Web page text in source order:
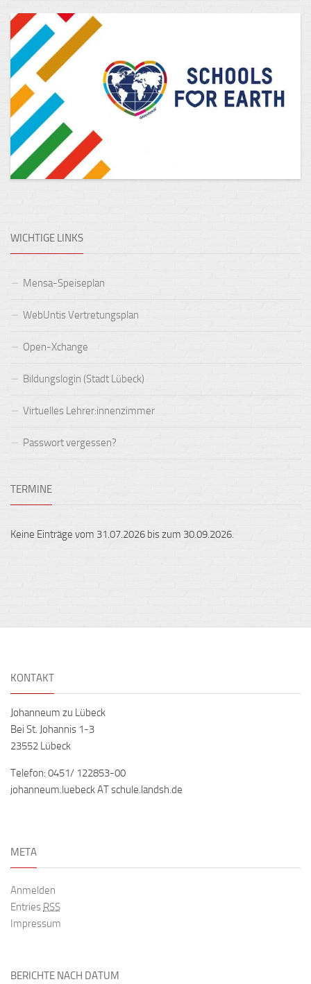
WICHTIGE LINKS
Mensa-Speiseplan
WebUntis Vertretungsplan
Open-Xchange
Bildungslogin (Stadt Lübeck)
Virtuelles Lehrer:innenzimmer
Passwort vergessen?
TERMINE
Keine Einträge vom 31.07.2026 bis zum 30.09.2026.
KONTAKT
Johanneum zu Lübeck
Bei St. Johannis 1-3
23552 Lübeck
Telefon: 0451/ 122853-00
johanneum.luebeck AT schule.landsh.de
META
Anmelden
Entries RSS
Impressum
BERICHTE NACH DATUM